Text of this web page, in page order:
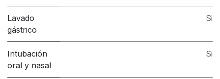
Lavado
gástrico
Si
Intubación
oral y nasal
Si